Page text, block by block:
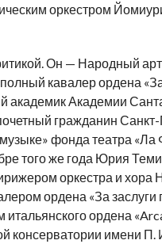
оркестром
Он — Народный
кавалер ордена
академик Академии
гражданин Санкт-
фонда театра «Ла
того же года Юрия
оркестра и хора
ордена «За
ордена
консерватории имени П.